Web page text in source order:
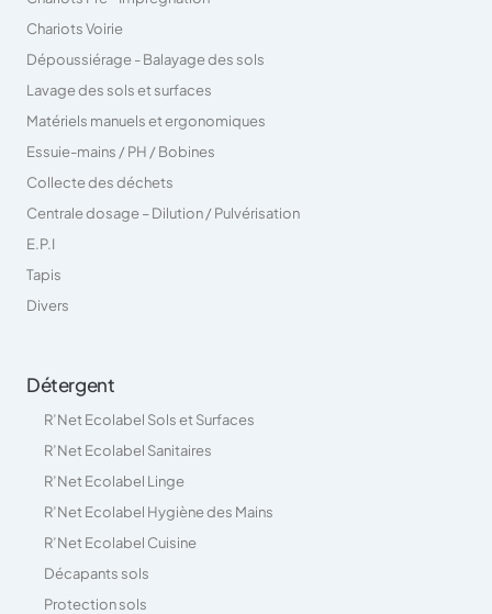
Chariots Voirie
Dépoussiérage - Balayage des sols
Lavage des sols et surfaces
Matériels manuels et ergonomiques
Essuie-mains / PH / Bobines
Collecte des déchets
Centrale dosage – Dilution / Pulvérisation
E.P.I
Tapis
Divers
Détergent
R’Net Ecolabel Sols et Surfaces
R’Net Ecolabel Sanitaires
R’Net Ecolabel Linge
R’Net Ecolabel Hygiène des Mains
R’Net Ecolabel Cuisine
Décapants sols
Protection sols